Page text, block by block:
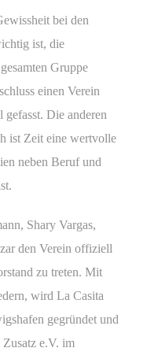
bei den
ist, die
Gruppe
einen Verein
gefasst. Die anderen
ist Zeit eine wertvolle
neben Beruf und
Shary Vargas,
den Verein offiziell
zu treten. Mit
wird La Casita
gegründet und
e.V. im